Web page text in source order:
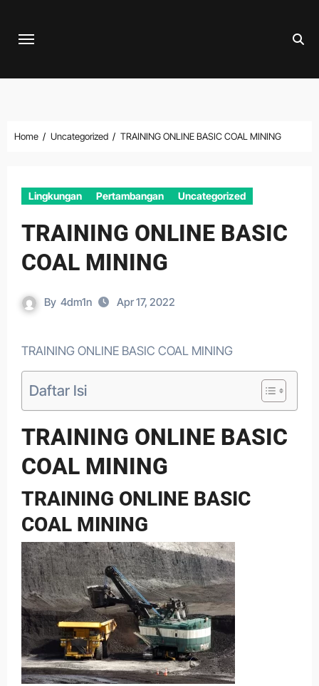
Home Uncategorized TRAINING ONLINE BASIC COAL MINING
Lingkungan Pertambangan Uncategorized
TRAINING ONLINE BASIC
COAL MINING
By 4dm1n Apr 17, 2022
TRAINING ONLINE BASIC COAL MINING
Daftar Isi
TRAINING ONLINE BASIC
COAL MINING
TRAINING ONLINE BASIC
COAL MINING